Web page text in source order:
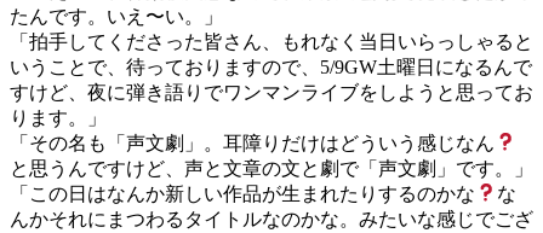
たんです。いえ〜い。」
「拍手してくださった皆さん、もれなく当日いらっしゃると
いうことで、待っておりますので、5/9GW土曜日になるんで
すけど、夜に弾き語りでワンマンライブをしようと思ってお
ります。」
「その名も「声文劇」。耳障りだけはどういう感じなん
と思うんですけど、声と文章の文と劇で「声文劇」です。」
「この日はなんか新しい作品が生まれたりするのかな
な
んかそれにまつわるタイトルなのかな。みたいな感じでござ